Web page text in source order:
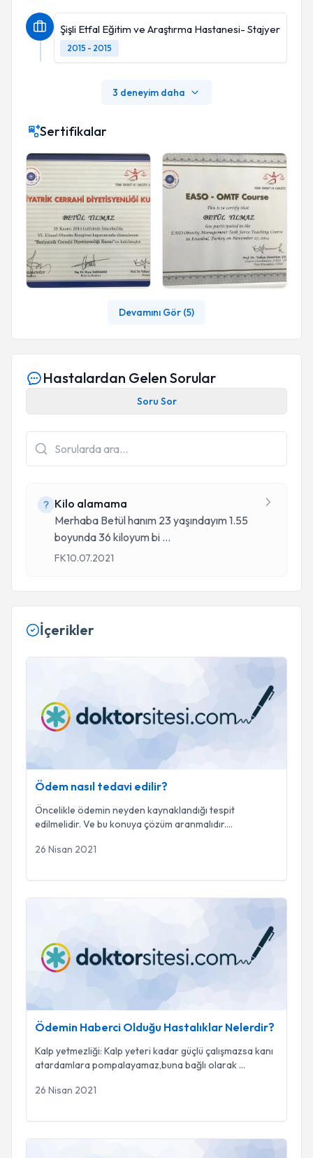
Şişli Etfal Eğitim ve Araştırma Hastanesi- Stajyer
2015 - 2015
3 deneyim daha
Sertifikalar
Devamını Gör (5)
Hastalardan Gelen Sorular
Soru Sor
Kilo alamama
Merhaba Betül hanım 23 yaşındayım 1.55
boyunda 36 kiloyum bi ...
FK10.07.2021
İçerikler
Ödem nasıl tedavi edilir?
Öncelikle ödemin neyden kaynaklandığı tespit
edilmelidir. Ve bu konuya çözüm aranmalıdır.
26 Nisan 2021
Ödemin Haberci Olduğu Hastalıklar Nelerdir?
Kalp yetmezliği: Kalp yeteri kadar güçlü çalışmazsa kanı
atardamlara pompalayamaz,buna bağlı olarak ...
26 Nisan 2021